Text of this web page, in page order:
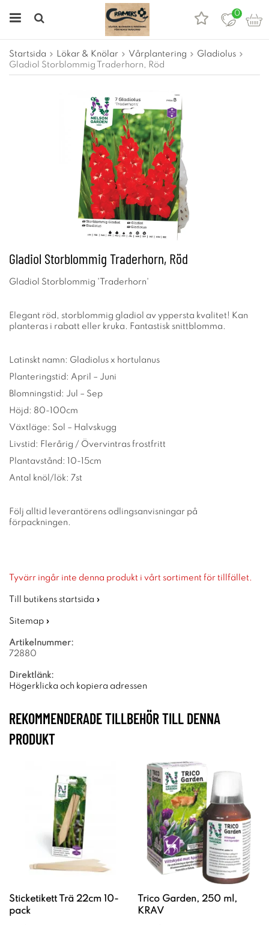
0
Startsida Lökar & Knölar Vårplantering
Gladiolus
Gladiol Storblommig Traderhorn, Röd
Gladiol Storblommig Traderhorn, Röd
Gladiol Storblommig 'Traderhorn'
Elegant röd, storblommig gladiol av yppersta kvalitet! Kan
planteras i rabatt eller kruka. Fantastisk snittblomma.
Latinskt namn: Gladiolus x hortulanus
Planteringstid: April – Juni
Blomningstid: Jul – Sep
Höjd: 80-100cm
Växtläge: Sol – Halvskugg
Livstid: Flerårig / Övervintras frostfritt
Plantavstånd: 10-15cm
Antal knöl/lök: 7st
Följ alltid leverantörens odlingsanvisningar på
förpackningen.
Tyvärr ingår inte denna produkt i vårt sortiment för tillfället.
Till butikens startsida »
Sitemap »
Artikelnummer:
72880
Direktlänk:
Högerklicka och kopiera adressen
REKOMMENDERADE TILLBEHÖR TILL DENNA
PRODUKT
Sticketikett Trä 22cm 10-
pack
Trico Garden, 250 ml,
KRAV